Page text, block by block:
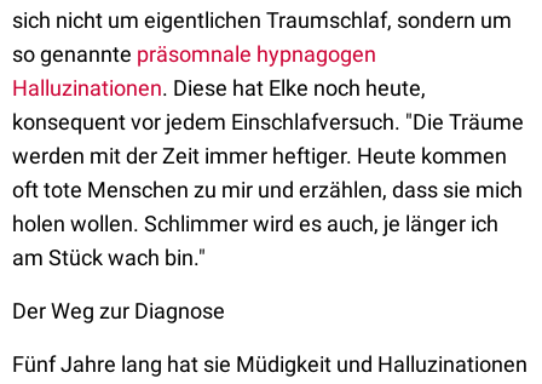
sich nicht um eigentlichen Traumschlaf, sondern um
so genannte präsomnale hypnagogen
Halluzinationen. Diese hat Elke noch heute,
konsequent vor jedem Einschlafversuch. "Die Träume
werden mit der Zeit immer heftiger. Heute kommen
oft tote Menschen zu mir und erzählen, dass sie mich
holen wollen. Schlimmer wird es auch, je länger ich
am Stück wach bin."
Der Weg zur Diagnose
Fünf Jahre lang hat sie Müdigkeit und Halluzinationen